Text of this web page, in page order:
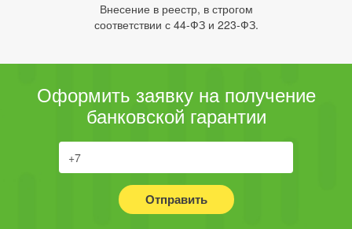
Внесение в реестр, в строгом
соответствии с 44-ФЗ и 223-ФЗ.
Оформить заявку на получение
банковской гарантии
Отправить